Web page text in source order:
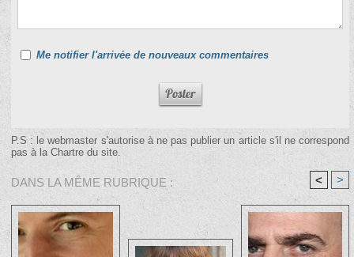
Me notifier l'arrivée de nouveaux commentaires
P.S : le webmaster s'autorise à ne pas publier un article s'il ne correspond
pas à la Chartre du site.
DANS LA MÊME RUBRIQUE : < >